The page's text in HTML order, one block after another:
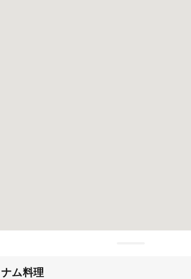
ム料理